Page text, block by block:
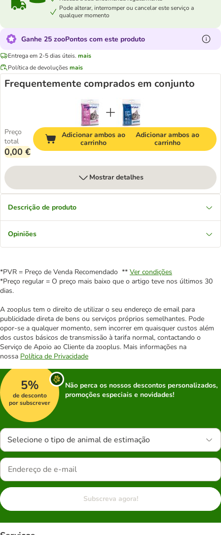
Pode alterar, interromper ou cancelar este serviço a
qualquer momento
Ganhe 25 zooPontos com este produto
Entrega em 2-5 dias úteis. mais
Política de devoluçõesmais
Frequentemente comprados em conjunto
Preço
total
0,00 €
Adicionar ambos ao
carrinho
Adicionar ambos ao
carrinho
Mostrar detalhes
Descrição de produto
Opiniões
*PVR = Preço de Venda Recomendado ** Ver condições
*Preço regular = O preço mais baixo que o artigo teve nos últimos 30
dias.
A zooplus tem o direito de utilizar o seu endereço de email para
publicidade direta de bens ou serviços próprios semelhantes. Pode
opor-se a qualquer momento, sem incorrer em quaisquer custos além
dos custos básicos de transmissão à tarifa normal, contactando o
Serviço de Apoio ao Cliente da zooplus. Mais informações na
nossa Política de Privacidade
5%
de desconto
por subscrever
Não perca os nossos descontos personalizados,
promoções especiais e novidades!
Selecione o tipo de animal de estimação
Subscreva agora!